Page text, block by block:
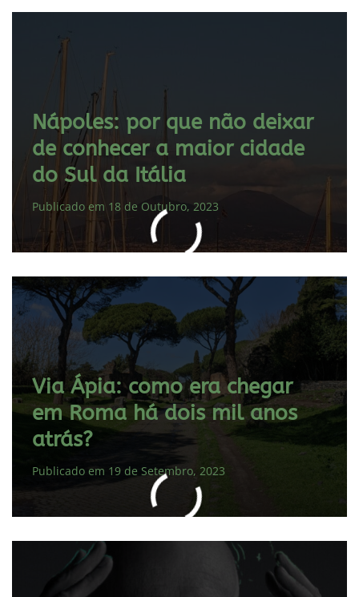
Nápoles: por que não deixar
de conhecer a maior cidade
do Sul da Itália
Publicado em 18 de Outubro, 2023
Via Ápia: como era chegar
em Roma há dois mil anos
atrás?
Publicado em 19 de Setembro, 2023